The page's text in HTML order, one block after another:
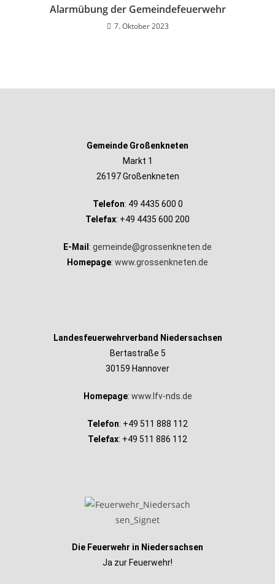
Alarmübung der Gemeindefeuerwehr
7. Oktober 2023
Gemeinde Großenkneten
Markt 1
26197 Großenkneten
Telefon: 49 4435 600 0
Telefax: +49 4435 600 200
E-Mail : gemeinde@grossenkneten.de
Homepage: www.grossenkneten.de
Landesfeuerwehrverband Niedersachsen
Bertastraße 5
30159 Hannover
Homepage: www.lfv-nds.de
Telefon: +49 511 888 112
Telefax: +49 511 886 112
Die Feuerwehr in Niedersachsen
Ja zur Feuerwehr!